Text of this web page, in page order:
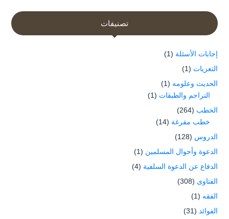
تصنيفات
إجابات الأسئلة (1)
التعزيات (1)
الحديث وعلومه (1)
التراجم والطبقات (1)
الخطب (264)
خطب مفرغة (14)
الدروس (128)
الدعوة وأحوال المسلمين (1)
الدفاع عن الدعوة السلفية (4)
الفتاوى (308)
الفقه (1)
الفوائد (31)